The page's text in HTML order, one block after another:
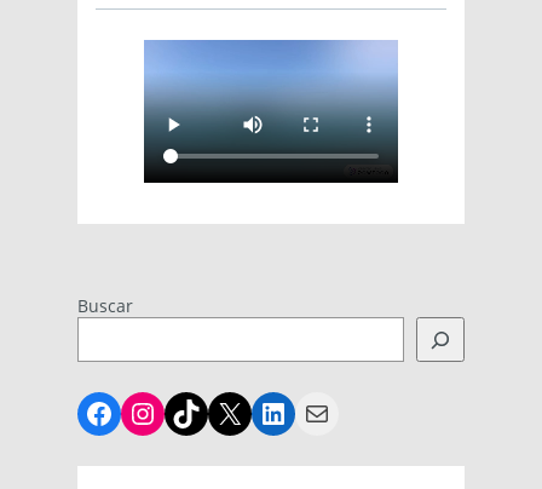
Buscar
Facebook
Instagram
TikTok
X LinkedIn
Mail